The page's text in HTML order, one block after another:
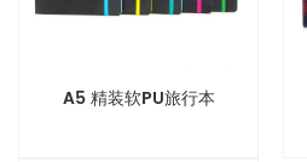
A5 精装软PU旅行本